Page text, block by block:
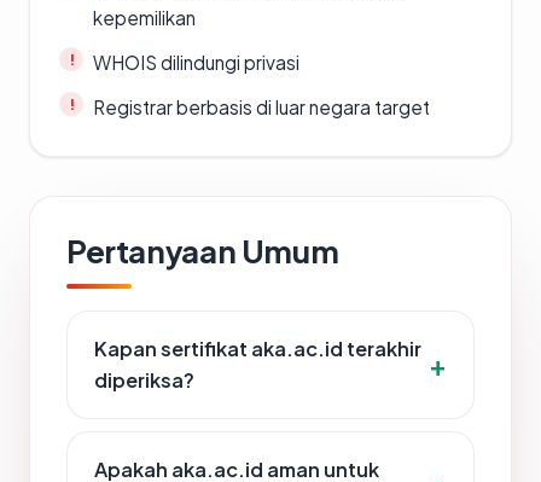
kepemilikan
WHOIS dilindungi privasi
Registrar berbasis di luar negara target
Pertanyaan Umum
Kapan sertifikat aka.ac.id terakhir
diperiksa?
Apakah aka.ac.id aman untuk